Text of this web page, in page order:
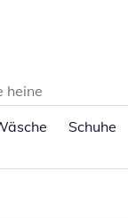
heine
Schuhe